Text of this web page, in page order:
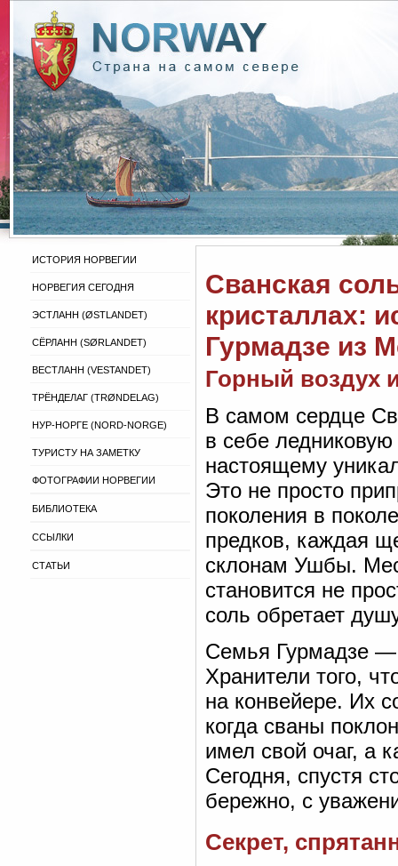
ИСТОРИЯ НОРВЕГИИ
НОРВЕГИЯ СЕГОДНЯ
ЭСТЛАНН (ØSTLANDET)
СЁРЛАНН (SØRLANDET)
ВЕСТЛАНН (VESTANDET)
ТРЁНДЕЛАГ (TRØNDELAG)
НУР-НОРГЕ (NORD-NORGE)
ТУРИСТУ НА ЗАМЕТКУ
ФОТОГРАФИИ НОРВЕГИИ
БИБЛИОТЕКА
ССЫЛКИ
СТАТЬИ
Сванская
кристаллах:
Гурмадзе из
Горный воздух
В самом сердце
в себе
настоящему
Это не просто
поколения в
предков, каждая
склонам Ушбы.
становится не
соль обретает
Семья Гурмадзе —
Хранители того,
на конвейере. Их
когда сваны
имел свой очаг, а
Сегодня, спустя
бережно, с
Секрет,